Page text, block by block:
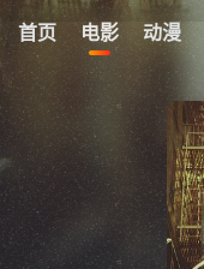
首页 电影 动漫